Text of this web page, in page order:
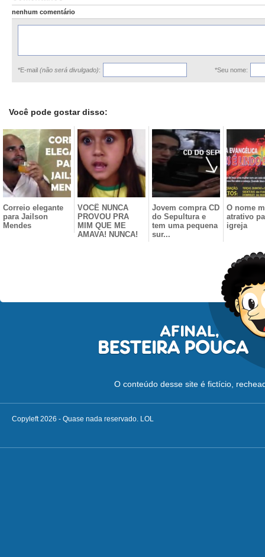
nenhum comentário
*E-mail (não será divulgado): *Seu nome:
Você pode gostar disso:
Correio elegante
para Jailson
Mendes
VOCÊ NUNCA
PROVOU PRA
MIM QUE ME
AMAVA! NUNCA!
Jovem compra CD
do Sepultura e
tem uma pequena
sur...
O nome
atrativo
igreja
O conteúdo desse site é fictício,
Copyleft 2026 - Quase nada reservado. LOL